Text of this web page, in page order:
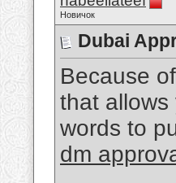
Новичок
Dubai
Because
that
words to
dm